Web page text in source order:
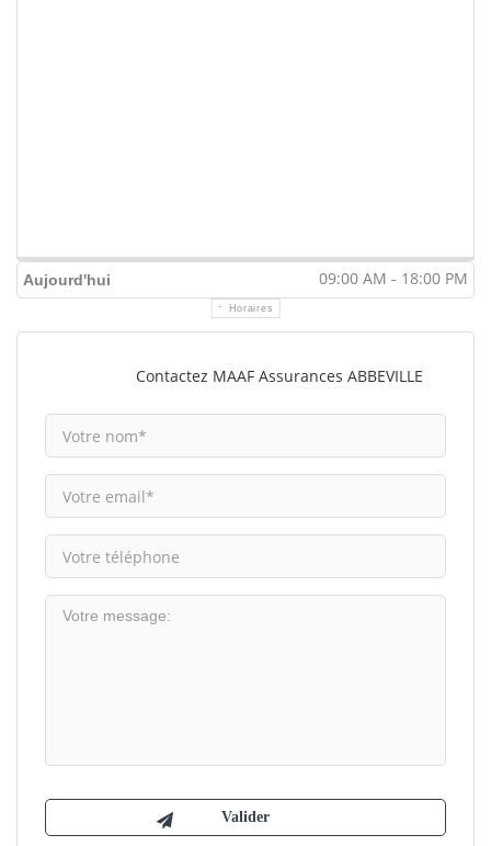
Aujourd'hui 09:00 AM - 18:00 PM
Horaires
Contactez MAAF Assurances ABBEVILLE